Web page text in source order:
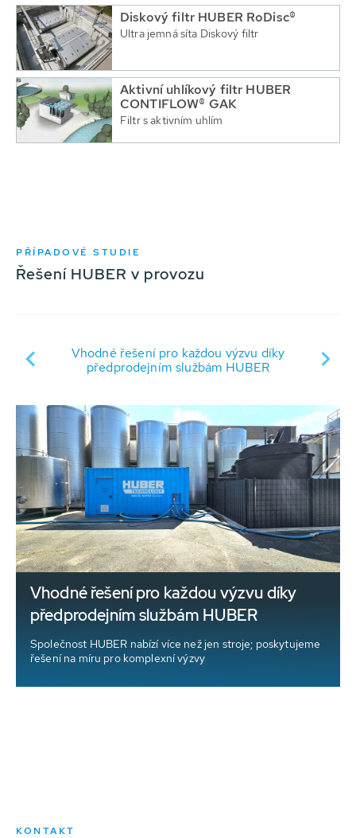
Diskový filtr HUBER RoDisc®
Ultra jemná síta Diskový filtr
Aktivní uhlíkový filtr HUBER
CONTIFLOW® GAK
Filtr s aktivním uhlím
PŘÍPADOVÉ STUDIE
Řešení HUBER v provozu
Vhodné řešení pro každou výzvu díky
předprodejním službám HUBER
Vhodné řešení pro každou výzvu díky
předprodejním službám HUBER
Společnost HUBER nabízí více než jen stroje; poskytujeme
řešení na míru pro komplexní výzvy
KONTAKT